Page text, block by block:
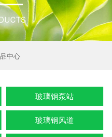
中心
玻璃钢泵站
玻璃钢风道